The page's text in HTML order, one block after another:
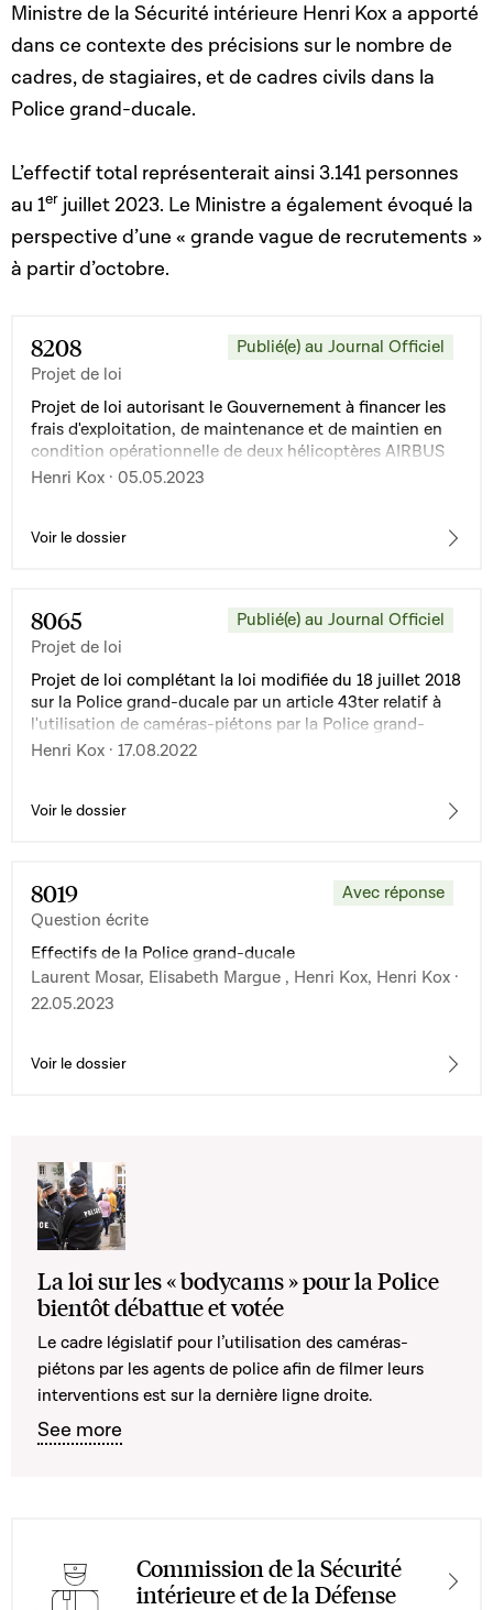
Ministre de la Sécurité intérieure Henri Kox a apporté
dans ce contexte des précisions sur le nombre de
cadres, de stagiaires, et de cadres civils dans la
Police grand-ducale.
L’effectif total représenterait ainsi 3.141 personnes
au 1er juillet 2023. Le Ministre a également évoqué la
perspective d’une « grande vague de recrutements »
à partir d’octobre.
8208
Projet de loi
Publié(e) au Journal Officiel
Projet de loi autorisant le Gouvernement à financer les
frais d'exploitation, de maintenance et de maintien en
condition opérationnelle de deux hélicoptères AIRBUS
H-145M
Henri Kox · 05.05.2023
Voir le dossier
8065
Projet de loi
Publié(e) au Journal Officiel
Projet de loi complétant la loi modifiée du 18 juillet 2018
sur la Police grand-ducale par un article 43ter relatif à
l'utilisation de caméras-piétons par la Police grand-
ducale dans l'exercice de ses missions
Henri Kox · 17.08.2022
Voir le dossier
8019
Question écrite
Avec réponse
Effectifs de la Police grand-ducale
Laurent Mosar, Elisabeth Margue , Henri Kox, Henri Kox ·
22.05.2023
Voir le dossier
La loi sur les « bodycams » pour la Police
bientôt débattue et votée
Le cadre législatif pour l’utilisation des caméras-
piétons par les agents de police afin de filmer leurs
interventions est sur la dernière ligne droite.
See more
Commission de la Sécurité
intérieure et de la Défense